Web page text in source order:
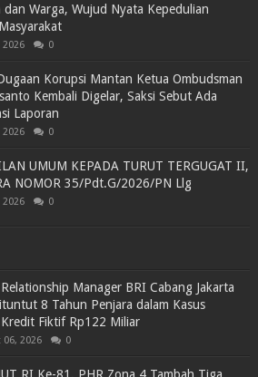
dan Warga, Wujud Nyata Kepedulian
2026 0
Korupsi Mantan Ketua Ombudsman
Kembali Digelar, Saksi Sebut Ada
Laporan
2026 0
UMUM KEPADA TURUT TERGUGAT II,
NOMOR 35/Pdt.G/2026/PN Llg
2026 0
Manager BRI Cabang Jakarta
8 Tahun Penjara dalam Kasus
Fiktif Rp122 Miliar
2026 0
RI Ke-81, PHR Zona 4 Tambah Tiga